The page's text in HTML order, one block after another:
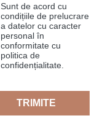
Sunt de acord cu
condițiile de prelucrare
a datelor cu caracter
personal în
conformitate cu
politica de
confidențialitate.
TRIMITE